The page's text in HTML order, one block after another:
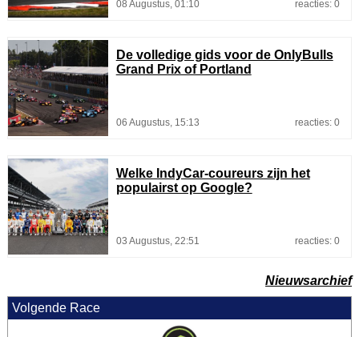
08 Augustus, 01:10 reacties: 0
De volledige gids voor de OnlyBulls
Grand Prix of Portland
06 Augustus, 15:13 reacties: 0
Welke IndyCar-coureurs zijn het
populairst op Google?
03 Augustus, 22:51 reacties: 0
Nieuwsarchief
Volgende Race